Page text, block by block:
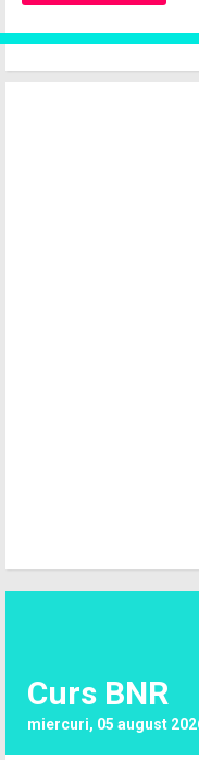
Curs BNR
miercuri, 05 august